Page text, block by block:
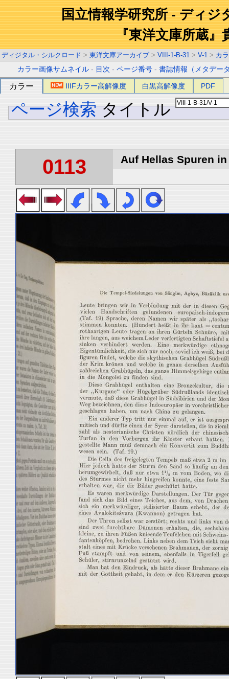
国立情報学研究所 - ディジ
『東洋文庫所蔵』
ディジタル・シルクロード > 東洋文庫アーカイブ > VIII-1-B-31 > V-1 > カ
カラー画像サムネイル - 目次 -ページ番号 -書誌情報（メタデー
カラー IIIFカラー高解像度 白黒高解像度 PDF
ページ検索 タイトル
0113 Auf Hellas Spuren